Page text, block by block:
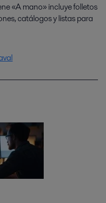
«A mano» incluye folletos
catálogos y listas para